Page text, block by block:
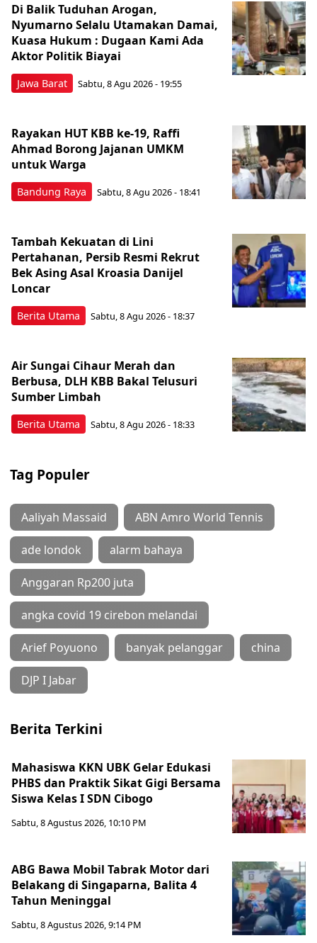
Jawa Barat
Di Balik Tuduhan Arogan,
Nyumarno Selalu Utamakan Damai,
Kuasa Hukum : Dugaan Kami Ada
Aktor Politik Biayai
Sabtu, 8 Agu 2026 - 19:55
Bandung Raya
Rayakan HUT KBB ke-19, Raffi
Ahmad Borong Jajanan UMKM
untuk Warga
Sabtu, 8 Agu 2026 - 18:41
Berita Utama
Tambah Kekuatan di Lini
Pertahanan, Persib Resmi Rekrut
Bek Asing Asal Kroasia Danijel
Loncar
Sabtu, 8 Agu 2026 - 18:37
Berita Utama
Air Sungai Cihaur Merah dan
Berbusa, DLH KBB Bakal Telusuri
Sumber Limbah
Sabtu, 8 Agu 2026 - 18:33
Tag Populer
Aaliyah Massaid ABN Amro World Tennis
ade londok alarm bahaya
Anggaran Rp200 juta
angka covid 19 cirebon melandai
Arief Poyuono banyak pelanggar china
DJP I Jabar
Berita Terkini
Mahasiswa KKN UBK Gelar Edukasi
PHBS dan Praktik Sikat Gigi Bersama
Siswa Kelas I SDN Cibogo
Sabtu, 8 Agustus 2026, 10:10 PM
ABG Bawa Mobil Tabrak Motor dari
Belakang di Singaparna, Balita 4
Tahun Meninggal
Sabtu, 8 Agustus 2026, 9:14 PM